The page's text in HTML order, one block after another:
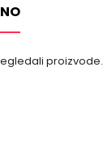
proizvode.